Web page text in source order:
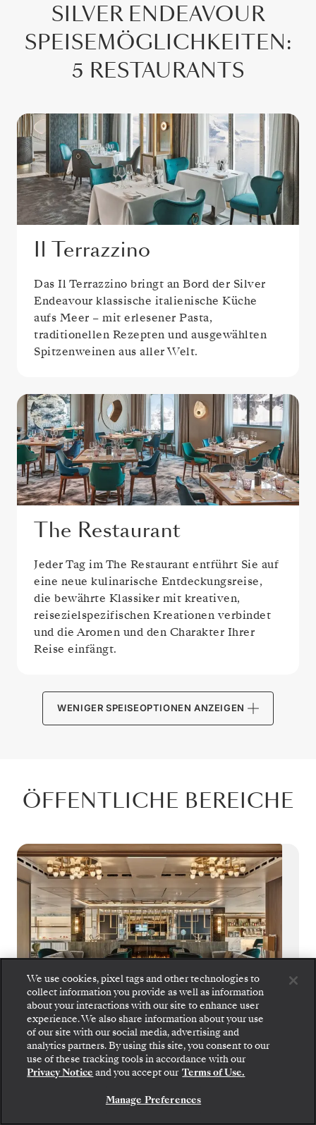
SILVER ENDEAVOUR
SPEISEMÖGLICHKEITEN:
5 RESTAURANTS
Il Terrazzino
Das Il Terrazzino bringt an Bord der Silver
Endeavour klassische italienische Küche
aufs Meer – mit erlesener Pasta,
traditionellen Rezepten und ausgewählten
Spitzenweinen aus aller Welt.
The Restaurant
Jeder Tag im The Restaurant entführt Sie auf
eine neue kulinarische Entdeckungsreise,
die bewährte Klassiker mit kreativen,
reisezielspezifischen Kreationen verbindet
und die Aromen und den Charakter Ihrer
Reise einfängt.
WENIGER SPEISEOPTIONEN ANZEIGEN
ÖFFENTLICHE BEREICHE
Arts Café
Silver Endeavour ist der perfekte Ort, um
We use cookies, pixel tags and other technologies to
collect information you provide as well as information
about your interactions with our site to enhance user
experience. We also share information about your use
of our site with our social media, advertising and
analytics partners. By using this site, you consent to our
use of these tracking tools in accordance with our
Privacy Notice and you accept our Terms of Use.
Manage Preferences